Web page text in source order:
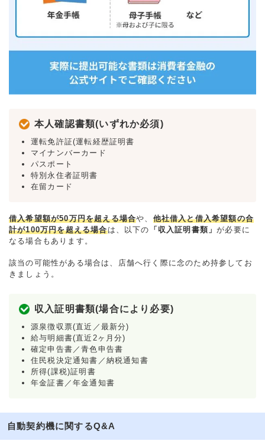
本人確認書類(いずれか必須)
運転免許証(運転経歴証明書
マイナンバーカード
パスポート
特別永住者証明書
在留カード
借入希望額が50万円を超える場合や、 他社借入と借入希望額の合
計が100万円を超える場合は、以下の 「収入証明書類」が必要に
なる場合もあります。
該当の可能性がある場合は、店舗へ行く際に念のため持参してお
きましょう。
収入証明書類(場合により必要)
源泉徴収票(直近／最新分)
給与明細書(直近2ヶ月分)
確定申告書／青色申告書
住民税決定通知書／納税通知書
所得(課税)証明書
年金証書／年金通知書
自動契約機に関するQ&A